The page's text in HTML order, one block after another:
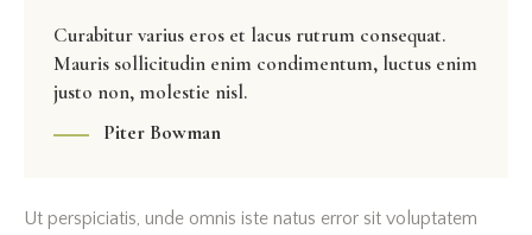
Curabitur varius eros et lacus rutrum consequat.
Mauris sollicitudin enim condimentum, luctus enim
justo non, molestie nisl.
Piter Bowman
Ut perspiciatis, unde omnis iste natus error sit voluptatem